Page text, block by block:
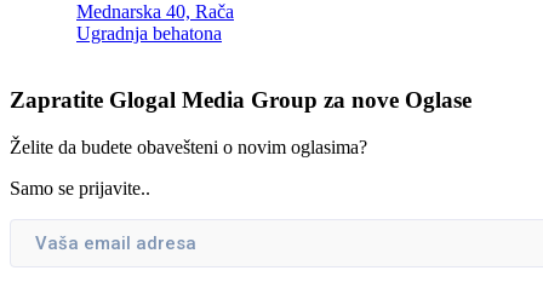
Mednarska 40, Rača
Ugradnja behatona
Zapratite Glogal Media Group za nove Oglase
Želite da budete obavešteni o novim oglasima?
Samo se prijavite..